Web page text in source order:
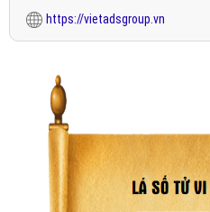
https://vietadsgroup.vn